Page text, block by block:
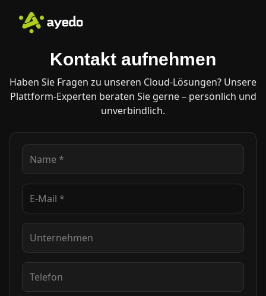
Kontakt aufnehmen
Haben Sie Fragen zu unseren Cloud-Lösungen? Unsere
Plattform-Experten beraten Sie gerne – persönlich und
unverbindlich.